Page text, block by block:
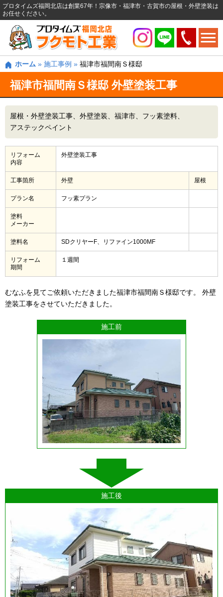
プロタイムズ福岡北店は創業67年！宗像市・福津市・古賀市の屋根・外壁塗装は
お任せください。
ホーム » 施工事例 » 福津市福間南Ｓ様邸
福津市福間南Ｓ様邸 外壁塗装工事
屋根・外壁塗装工事 外壁塗装 福津市
フッ素塗料
アステックペイント
リフォーム
内容
外壁塗装工事
工事箇所 外壁 屋根
プラン名 フッ素プラン
塗料
メーカー
塗料名 SDクリヤーF、リファイン1000MF
リフォーム
期間
１週間
むなふを見てご依頼いただきました福津市福間南Ｓ様邸です。 外壁
塗装工事をさせていただきました。
施工前
施工後